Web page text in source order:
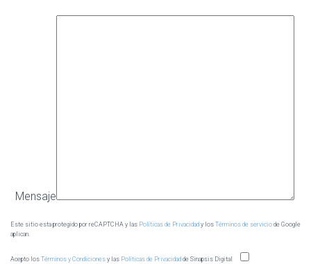
Mensaje
Este sitio esta protegido por reCAPTCHA y las Políticas de Privacidad y los Términos de servicio de Google
aplican.
Acepto los Términos y Condiciones y las Políticas de Privacidad de Sinapsis Digital